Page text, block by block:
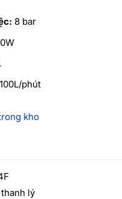
8 bar
100L/phút
kho
lý